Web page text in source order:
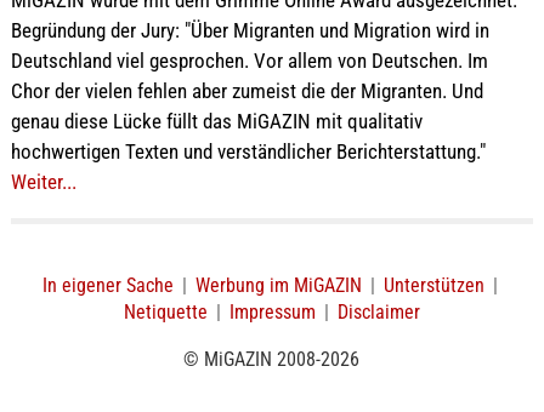
Begründung der Jury: "Über Migranten und Migration wird in
Deutschland viel gesprochen. Vor allem von Deutschen. Im
Chor der vielen fehlen aber zumeist die der Migranten. Und
genau diese Lücke füllt das MiGAZIN mit qualitativ
hochwertigen Texten und verständlicher Berichterstattung."
Weiter...
In eigener Sache | Werbung im MiGAZIN | Unterstützen |
Netiquette | Impressum | Disclaimer
© MiGAZIN 2008-2026